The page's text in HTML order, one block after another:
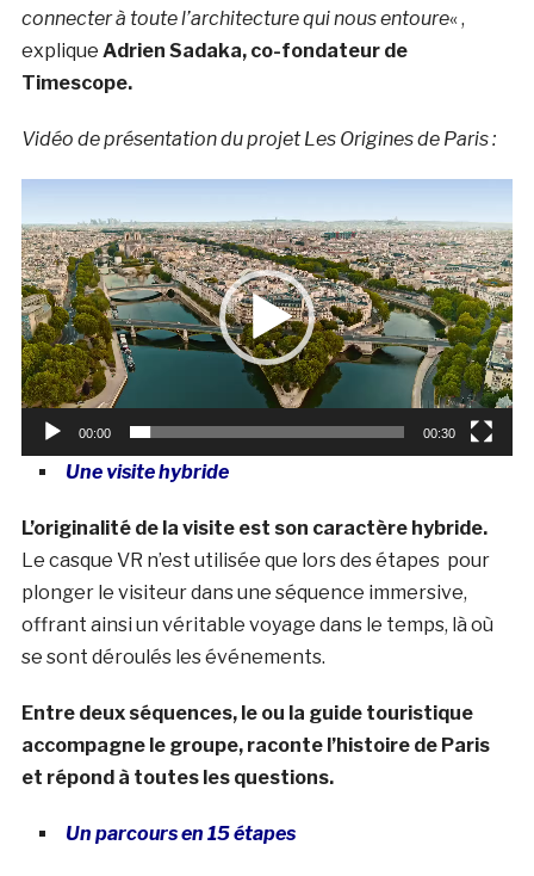
connecter à toute l’architecture qui nous entoure« ,
explique Adrien Sadaka, co-fondateur de
Timescope.
Vidéo de présentation du projet Les Origines de Paris :
vidéo
00:00 00:30
Une visite hybride
L’originalité de la visite est son caractère hybride.
Le casque VR n’est utilisée que lors des étapes pour
plonger le visiteur dans une séquence immersive,
offrant ainsi un véritable voyage dans le temps, là où
se sont déroulés les événements.
Entre deux séquences, le ou la guide touristique
accompagne le groupe, raconte l’histoire de Paris
et répond à toutes les questions.
Un parcours en 15 étapes